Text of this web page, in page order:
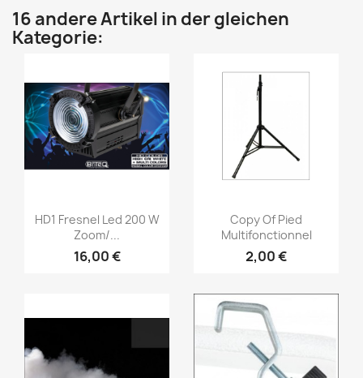
16 andere Artikel in der gleichen
Kategorie:
Vorschau
HD1 Fresnel Led 200 W
Zoom/...
16,00 €
Vorschau
Copy Of Pied
Multifonctionnel
2,00 €